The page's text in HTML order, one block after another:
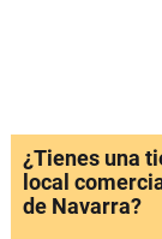
¿Tienes una
local
de Navarra?